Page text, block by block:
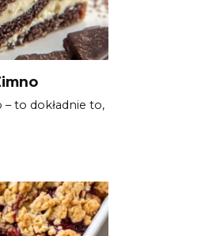
to dokładnie to,